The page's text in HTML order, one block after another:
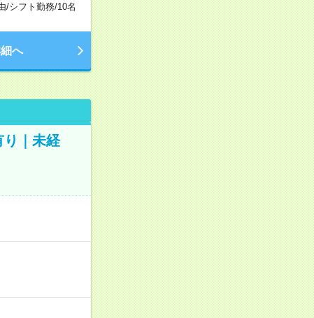
/シフト勤務/10名
へ
り｜未経